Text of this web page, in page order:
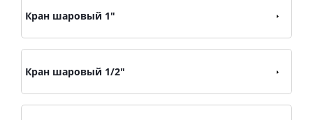
Кран шаровый 1"
Кран шаровый 1/2"